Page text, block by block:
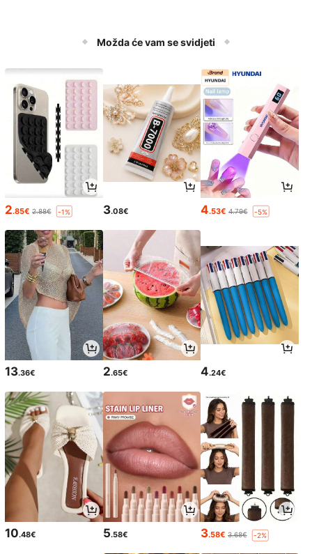
Možda će vam se svidjeti
2.85€ 2.88€ -1% 3.08€ 4.53€ 4.79€ -5%
13.36€ 2.65€ 4.24€
10.48€ 5.58€ 3.58€ 3.68€ -2%